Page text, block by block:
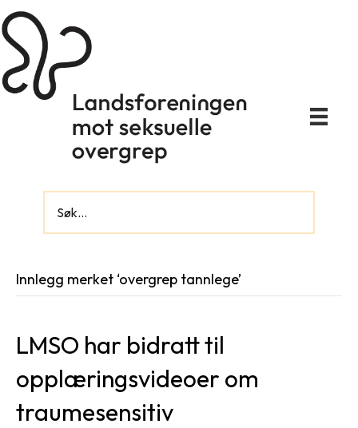
Innlegg merket ‘overgrep tannlege’
LMSO har bidratt til
opplæringsvideoer om
traumesensitiv